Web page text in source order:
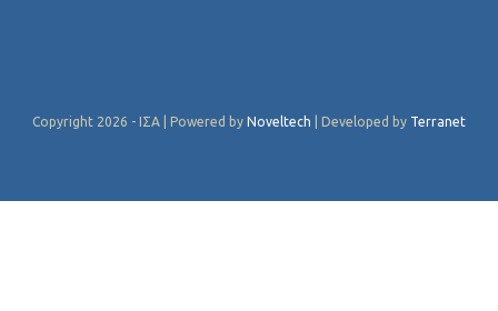
Copyright 2026 - ΙΣΑ | Powered by Noveltech | Developed by Terranet